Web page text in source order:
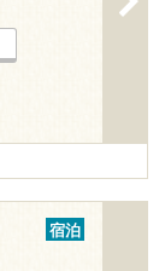
宿泊